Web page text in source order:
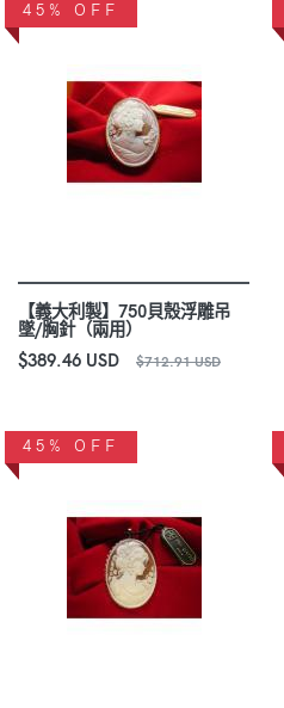
45% OFF
【義大利製】750貝殼浮雕吊
墜/胸針（兩用）
$389.46 USD
$712.91 USD
45% OFF